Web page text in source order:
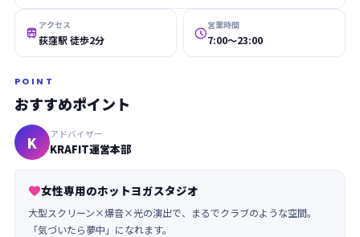
 アクセス
荻窪駅 徒歩2分 営業時間
7:00〜23:00
POINT
おすすめポイント
K アドバイザー
KRAFIT運営本部
女性専用のホットヨガスタジオ
大型スクリーン×爆音×光の演出で、まるでクラブのような空間。
「気づいたら夢中」になれます。